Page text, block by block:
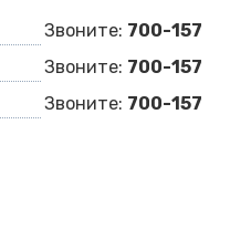
Звоните: 700-157
Звоните: 700-157
Звоните: 700-157